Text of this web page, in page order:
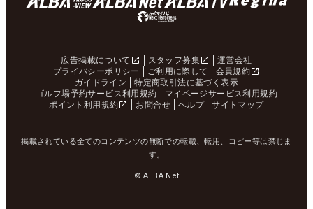
広告掲載について スタッフ募集
運営会社
プライバシーポリシー
ご利用に際して
会員規約
ガイドライン
特定商取引法に基づく表示
ゴルフ場予約サービス利用規約
マイページサービス利用規約
ポイント利用規約
お問合せ ヘルプ サイトマップ
掲載されている全てのコンテンツの無断での転載、転用、コピー等は禁じま
す。
© ALBA Net